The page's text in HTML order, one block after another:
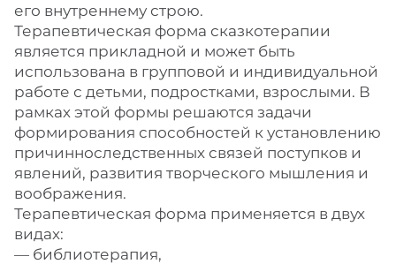
его внутреннему строю.
Терапевтическая форма сказкотерапии
является прикладной и может быть
использована в групповой и индивидуальной
работе с детьми, подростками, взрослыми. В
рамках этой формы решаются задачи
формирования способностей к установлению
причинноследственных связей поступков и
явлений, развития творческого мышления и
воображения.
Терапевтическая форма применяется в двух
видах:
— библиотерапия,